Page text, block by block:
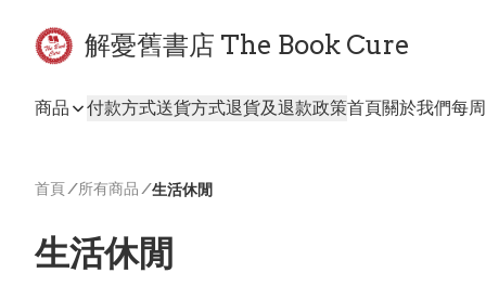
解憂舊書店 The Book Cure
商品 付款方式送貨方式退貨及退款政策首頁關於我們每
首頁/ 所有商品 /生活休閒
生活休閒